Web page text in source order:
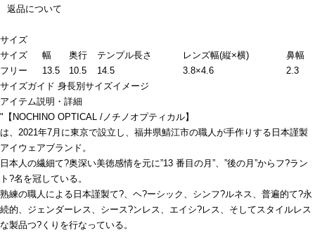
返品について
サイズ
サイズ
幅 奥行 テンプル長さ レンズ幅(縦×横)
鼻幅
フリー
13.5 10.5 14.5 3.8×4.6
2.3
サイズガイド 身長別サイズイメージ
アイテム説明・詳細
"【NOCHINO OPTICAL /ノチノオプティカル】
は、2021年7月に東京で設立し、福井県鯖江市の職人が手作りする日本謹製
アイウェアブランド。
日本人の繊細て?奥深い美徳感情を元に”13 番目の月”、”後の月”からフ?ラン
ト?名を冠している。
熟練の職人による日本謹製て?、ヘ?ーシック、シンフ?ルネス、普遍的て?永
続的、ジェンダーレス、シース?ンレス、エイシ?レス、そしてスタイルレス
な製品つ?くりを行なっている。